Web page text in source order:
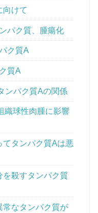
向けて
パク質、腫瘍化
ク質A
質A
ンパク質Aの関係
織球性肉腫に影響
タンパク質Aは悪
を殺すタンパク質
常なタンパク質が